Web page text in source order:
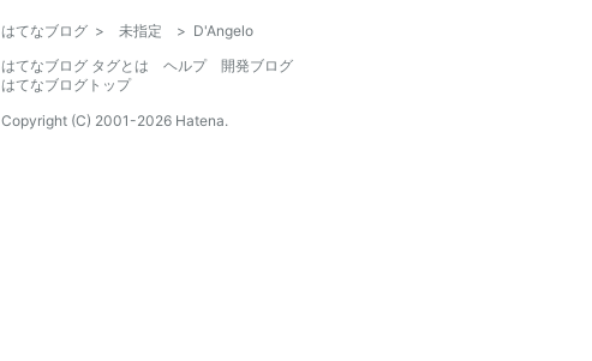
はてなブログ > 未指定 > D'Angelo
はてなブログ タグとは
ヘルプ
開発ブログ
はてなブログトップ
Copyright (C) 2001-2026 Hatena.